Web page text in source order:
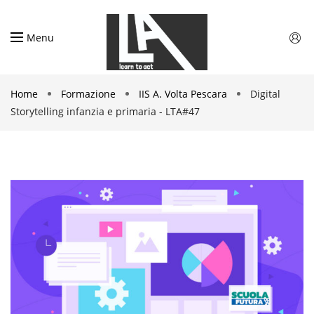
Menu
Home Formazione IIS A. Volta Pescara
Digital
Storytelling infanzia e primaria - LTA#47